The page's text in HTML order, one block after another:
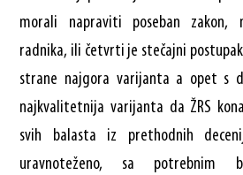
morali napraviti poseban zakon,
radnika, ili četvrti je stečajni
strane najgora varijanta a opet s
najkvalitetnija varijanta da ŽRS
svih balasta iz prethodnih
uravnoteženo, sa potrebnim